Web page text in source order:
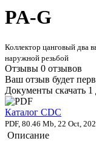
PA-G
Коллектор цанговый два
наружной резьбой
Отзывы 0 отзывов
Ваш отзыв будет
Документы скачать 1
Каталог CDC
PDF, 80.46 Mb, 22 Oct,
Описание